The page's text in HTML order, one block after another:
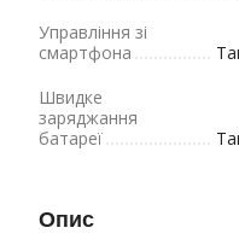
Управління зі
смартфона
Швидке
заряджання
батареї
Опис